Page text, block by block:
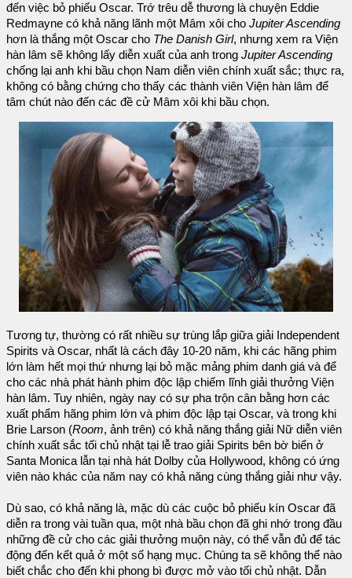
đến việc bỏ phiếu Oscar. Trớ trêu dễ thương là chuyện Eddie
Redmayne có khả năng lãnh một Mâm xôi cho Jupiter Ascending
hơn là thắng một Oscar cho The Danish Girl, nhưng xem ra Viện
hàn lâm sẽ không lấy diễn xuất của anh trong Jupiter Ascending
chống lại anh khi bầu chọn Nam diễn viên chính xuất sắc; thực ra,
không có bằng chứng cho thấy các thành viên Viện hàn lâm để
tâm chút nào đến các đề cử Mâm xôi khi bầu chọn.
Tương tự, thường có rất nhiều sự trùng lắp giữa giải Independent
Spirits và Oscar, nhất là cách đây 10-20 năm, khi các hãng phim
lớn làm hết mọi thứ nhưng lại bỏ mặc mảng phim danh giá và để
cho các nhà phát hành phim độc lập chiếm lĩnh giải thưởng Viện
hàn lâm. Tuy nhiên, ngày nay có sự pha trộn cân bằng hơn các
xuất phẩm hãng phim lớn và phim độc lập tại Oscar, và trong khi
Brie Larson (Room, ảnh trên) có khả năng thắng giải Nữ diễn viên
chính xuất sắc tối chủ nhật tại lễ trao giải Spirits bên bờ biển ở
Santa Monica lẫn tại nhà hát Dolby của Hollywood, không có ứng
viên nào khác của năm nay có khả năng cùng thắng giải như vậy.
Dù sao, có khả năng là, mặc dù các cuộc bỏ phiếu kín Oscar đã
diễn ra trong vài tuần qua, một nhà bầu chọn đã ghi nhớ trong đầu
những đề cử cho các giải thưởng muộn này, có thể vẫn đủ để tác
động đến kết quả ở một số hạng mục. Chúng ta sẽ không thể nào
biết chắc cho đến khi phong bì được mở vào tối chủ nhật. Dẫn